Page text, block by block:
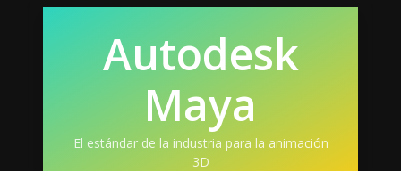
Autodesk
Maya
El estándar de la industria para la animación
3D